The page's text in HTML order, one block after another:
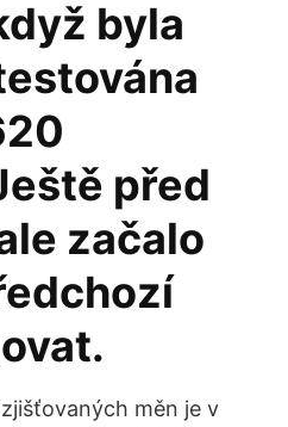
byla
před
začalo
měn je v